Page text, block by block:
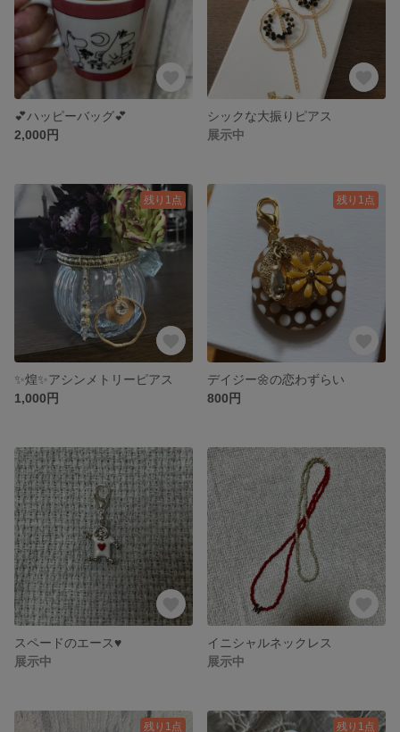
💕ハッピーバッグ💕
2,000円
シックな大振りピアス
展示中
残り1点
✨煌✨アシンメトリーピアス
1,000円
残り1点
デイジー🌼の恋わずらい
800円
スペードのエース♥️
展示中
イニシャルネックレス
展示中
残り1点 残り1点